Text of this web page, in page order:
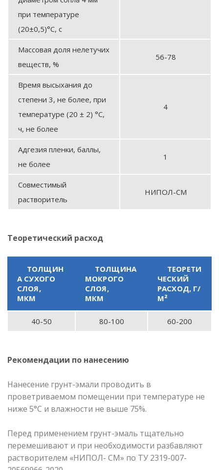
при температуре
(20±0,5)°С, с
Массовая доля нелетучих
веществ, %
56-78
Время высыхания до
степени 3, не более, при
температуре (20 ± 2) °С,
ч, не более
4
Адгезия пленки, баллы,
не более
1
Совместимый
растворитель
НИПОЛ-СМ
Теоретический расход
ТОЛЩИН
А СУХОГО
СЛОЯ,
МКМ
ТОЛЩИНА
МОКРОГО
СЛОЯ,
МКМ
ТЕОРЕТИ
ЧЕСКИЙ
РАСХОД, Г/
М²
40-50 80-100 60-200
Рекомендации по нанесению
Нанесение грунт-эмали проводить в
проветриваемом помещении при температуре не
ниже 5°С и влажности не выше 75%.
Перед применением грунт-эмаль тщательно
перемешивают и при необходимости разбавляют
растворителем «НИПОЛ- СМ» по ТУ 2319-007-